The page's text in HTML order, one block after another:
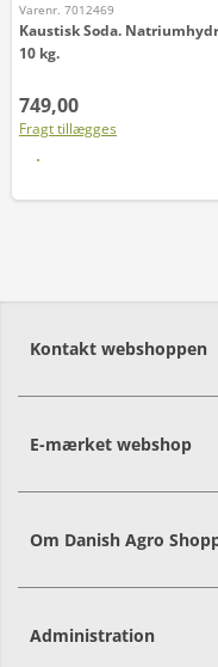
Varenr. 7012469
Kaustisk Soda.
10 kg.
749,00
Fragt tillægges
Kontakt webshoppen
E-mærket webshop
Om Danish Agro
Administration